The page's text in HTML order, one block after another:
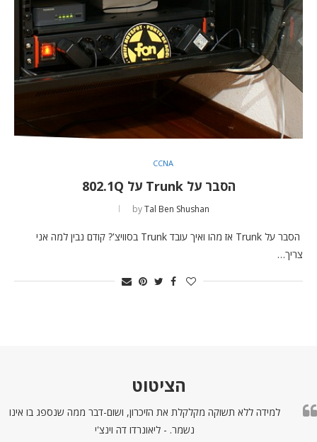
CCNA
הסבר על Trunk על 802.1Q
byTal Ben Shushan
הסבר על Trunk אז מהו ואיך עובד Trunk בסוויצ'? קודם נבין למה אני
צריך…
הציטוט
למידה ללא תשוקה מקלקלת את הזיכרון, ושום-דבר ממה שנספג בו אינו
נשמר. - ליאונרדו דה וינצ'י